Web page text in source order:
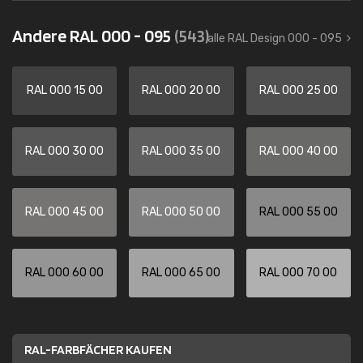
Andere RAL 000 - 095 (543)alle RAL Design 000 - 095
RAL 000 15 00 RAL 000 20 00 RAL 000 25 00
RAL 000 30 00 RAL 000 35 00 RAL 000 40 00
RAL 000 45 00 RAL 000 50 00 RAL 000 55 00
RAL 000 60 00 RAL 000 65 00 RAL 000 70 00
RAL-FARBFÄCHER KAUFEN